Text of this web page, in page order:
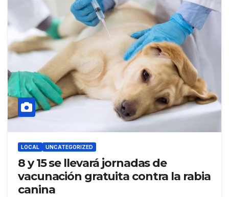
LOCAL UNCATEGORIZED
8 y 15 se llevará jornadas de
vacunación gratuita contra la rabia
canina